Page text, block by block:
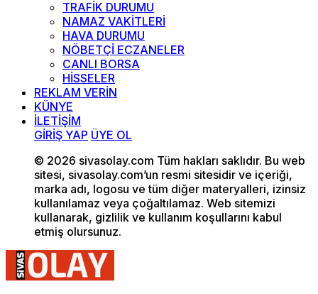
TRAFİK DURUMU
NAMAZ VAKİTLERİ
HAVA DURUMU
NÖBETÇİ ECZANELER
CANLI BORSA
HİSSELER
REKLAM VERİN
KÜNYE
İLETİŞİM
GİRİŞ YAP ÜYE OL
© 2026 sivasolay.com Tüm hakları saklıdır. Bu web
sitesi, sivasolay.com’un resmi sitesidir ve içeriği,
marka adı, logosu ve tüm diğer materyalleri, izinsiz
kullanılamaz veya çoğaltılamaz. Web sitemizi
kullanarak, gizlilik ve kullanım koşullarını kabul
etmiş olursunuz.